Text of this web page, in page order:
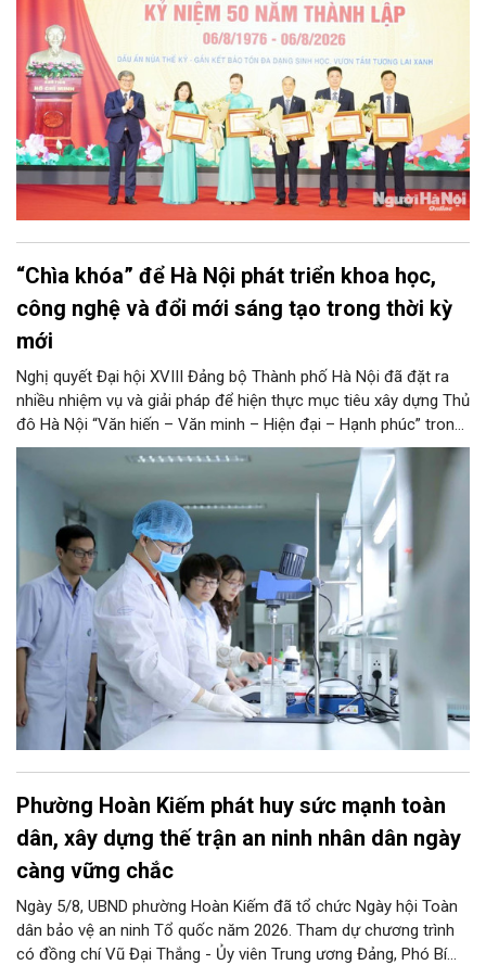
bao thế hệ người dân Thủ đô và du khách thập phương.
“Chìa khóa” để Hà Nội phát triển khoa học,
công nghệ và đổi mới sáng tạo trong thời kỳ
mới
Nghị quyết Đại hội XVIII Đảng bộ Thành phố Hà Nội đã đặt ra
nhiều nhiệm vụ và giải pháp để hiện thực mục tiêu xây dựng Thủ
đô Hà Nội “Văn hiến – Văn minh – Hiện đại – Hạnh phúc” trong
thời kỳ mới. Trong đó, Hà Nội sẽ thúc đẩy phát triển khoa học,
công nghệ, đổi mới sáng tạo và chuyển đổi số toàn diện trong
Phường Hoàn Kiếm phát huy sức mạnh toàn
dân, xây dựng thế trận an ninh nhân dân ngày
càng vững chắc
Ngày 5/8, UBND phường Hoàn Kiếm đã tổ chức Ngày hội Toàn
dân bảo vệ an ninh Tổ quốc năm 2026. Tham dự chương trình
có đồng chí Vũ Đại Thắng - Ủy viên Trung ương Đảng, Phó Bí